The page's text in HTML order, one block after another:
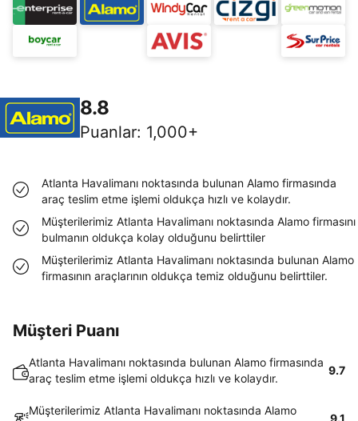
8.8
Puanlar: 1,000+
Atlanta Havalimanı noktasında bulunan Alamo firmasında
araç teslim etme işlemi oldukça hızlı ve kolaydır.
Müşterilerimiz Atlanta Havalimanı noktasında Alamo firmasını
bulmanın oldukça kolay olduğunu belirttiler
Müşterilerimiz Atlanta Havalimanı noktasında bulunan Alamo
firmasının araçlarının oldukça temiz olduğunu belirttiler.
Müşteri Puanı
Atlanta Havalimanı noktasında bulunan Alamo firmasında
araç teslim etme işlemi oldukça hızlı ve kolaydır.
9.7
Müşterilerimiz Atlanta Havalimanı noktasında Alamo
9.1